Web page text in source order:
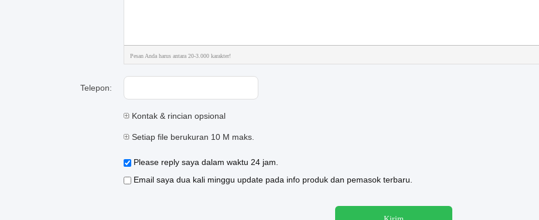
Pesan Anda harus antara 20-3.000 karakter!
Telepon:
Kontak & rincian opsional
Setiap file berukuran 10 M maks.
Please reply saya dalam waktu 24 jam.
Email saya dua kali minggu update pada info produk dan pemasok terbaru.